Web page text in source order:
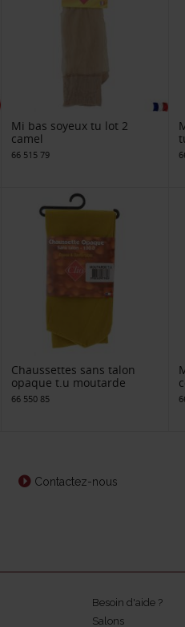
Mi bas soyeux tu lot 2
camel
66 515 79
Chaussettes sans talon
opaque t.u moutarde
66 550 85
Contactez-nous
Besoin d'aide ?
Salons